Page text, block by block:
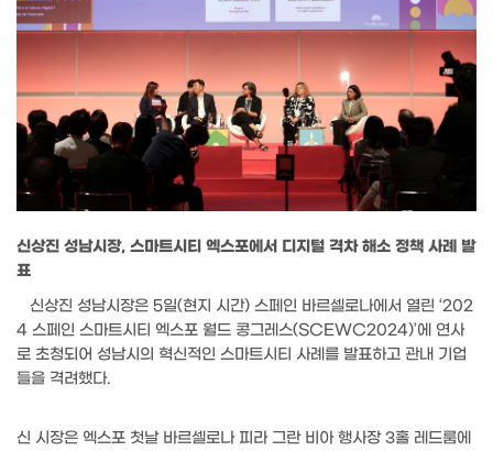
신상진 성남시장, 스마트시티 엑스포에서 디지털 격차 해소 정책 사례 발
표
신상진 성남시장은 5일(현지 시간) 스페인 바르셀로나에서 열린 ‘202
4 스페인 스마트시티 엑스포 월드 콩그레스(SCEWC2024)’에 연사
로 초청되어 성남시의 혁신적인 스마트시티 사례를 발표하고 관내 기업
들을 격려했다.
신 시장은 엑스포 첫날 바르셀로나 피라 그란 비아 행사장 3홀 레드룸에